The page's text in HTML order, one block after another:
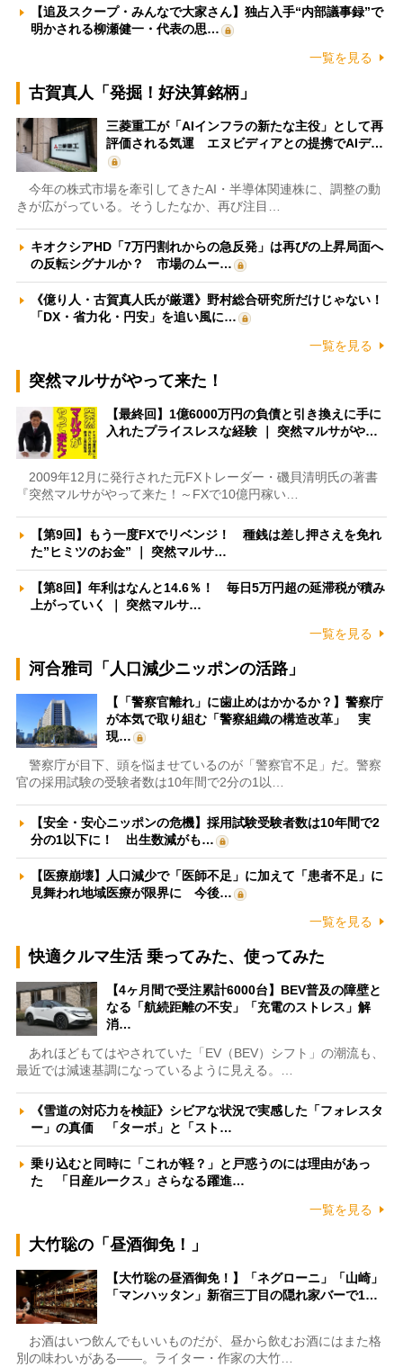
【追及スクープ・みんなで大家さん】独占入手“内部議事録”で
明かされる柳瀬健一・代表の思…
一覧を見る
古賀真人「発掘！好決算銘柄」
三菱重工が「AIインフラの新たな主役」として再
評価される気運 エヌビディアとの提携でAIデ…
今年の株式市場を牽引してきたAI・半導体関連株に、調整の動
きが広がっている。そうしたなか、再び注目…
キオクシアHD「7万円割れからの急反発」は再びの上昇局面へ
の反転シグナルか？ 市場のムー…
《億り人・古賀真人氏が厳選》野村総合研究所だけじゃない！
「DX・省力化・円安」を追い風に…
一覧を見る
突然マルサがやって来た！
【最終回】1億6000万円の負債と引き換えに手に
入れたプライスレスな経験 ｜ 突然マルサがや…
2009年12月に発行された元FXトレーダー・磯貝清明氏の著書
『突然マルサがやって来た！～FXで10億円稼い…
【第9回】もう一度FXでリベンジ！ 種銭は差し押さえを免れ
た”ヒミツのお金” ｜ 突然マルサ…
【第8回】年利はなんと14.6％！ 毎日5万円超の延滞税が積み
上がっていく ｜ 突然マルサ…
一覧を見る
河合雅司「人口減少ニッポンの活路」
【「警察官離れ」に歯止めはかかるか？】警察庁
が本気で取り組む「警察組織の構造改革」 実
現…
警察庁が目下、頭を悩ませているのが「警察官不足」だ。警察
官の採用試験の受験者数は10年間で2分の1以…
【安全・安心ニッポンの危機】採用試験受験者数は10年間で2
分の1以下に！ 出生数減がも…
【医療崩壊】人口減少で「医師不足」に加えて「患者不足」に
見舞われ地域医療が限界に 今後…
一覧を見る
快適クルマ生活 乗ってみた、使ってみた
【4ヶ月間で受注累計6000台】BEV普及の障壁と
なる「航続距離の不安」「充電のストレス」解
消…
あれほどもてはやされていた「EV（BEV）シフト」の潮流も、
最近では減速基調になっているように見える。…
《雪道の対応力を検証》シビアな状況で実感した「フォレスタ
ー」の真価 「ターボ」と「スト…
乗り込むと同時に「これが軽？」と戸惑うのには理由があっ
た 「日産ルークス」さらなる躍進…
一覧を見る
大竹聡の「昼酒御免！」
【大竹聡の昼酒御免！】「ネグローニ」「山崎」
「マンハッタン」新宿三丁目の隠れ家バーで1…
お酒はいつ飲んでもいいものだが、昼から飲むお酒にはまた格
別の味わいがある――。ライター・作家の大竹…